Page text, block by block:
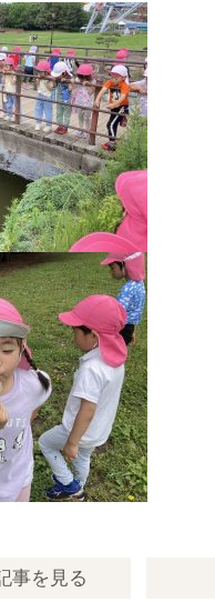
事を見る